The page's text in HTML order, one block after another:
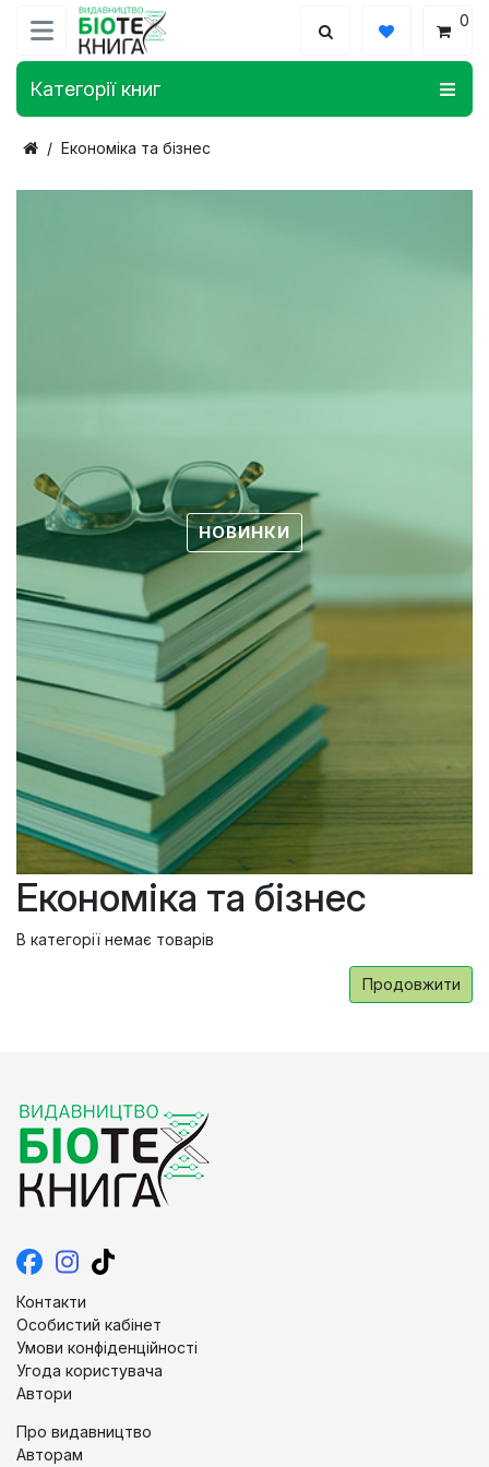
0
Категорії книг
Економіка та бізнес
НОВИНКИ
Економіка та бізнес
В категорії немає товарів
Продовжити
Контакти
Особистий кабінет
Умови конфіденційності
Угода користувача
Автори
Про видавництво
Авторам